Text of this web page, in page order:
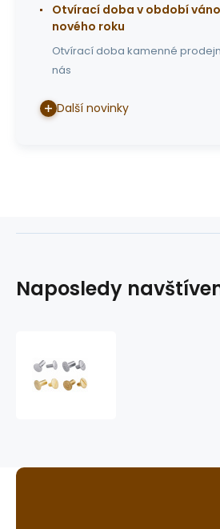
Otvírací doba v období
nového roku
Otvírací doba kamenné
nás
Další novinky
Naposledy